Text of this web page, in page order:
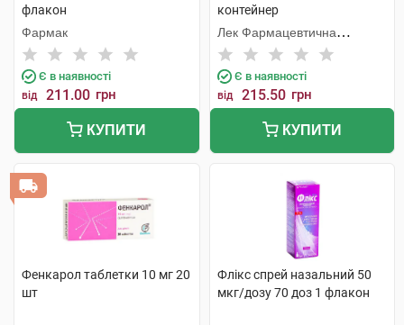
флакон
Фармак
Є в наявності
від 211.00 грн
КУПИТИ
контейнер
Лек Фармацевтична
компанія
Є в наявності
від 215.50 грн
КУПИТИ
Фенкарол таблетки 10 мг 20
шт
Флікс спрей назальний 50
мкг/дозу 70 доз 1 флакон